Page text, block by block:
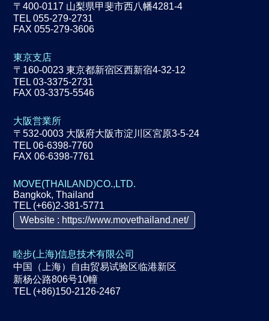
〒400-0117 山梨県甲斐市西八幡4281-4
TEL 055-279-2731
FAX 055-279-3606
東京支店
〒160-0023 東京都新宿区西新宿4-32-12
TEL 03-3375-2731
FAX 03-3375-5546
大阪営業所
〒532-0003 大阪府大阪市淀川区宮原3-5-24
TEL 06-6398-7760
FAX 06-6398-7761
MOVE(THAILAND)CO.,LTD.
Bangkok, Thailand
TEL (+66)2-381-5771
Website : https://www.movethailand.net/
睦步(上海)信息技术有限公司
中国（上海）自由贸易试验区临港新区
新杨公路806号10幢
TEL (+86)150-2126-2467